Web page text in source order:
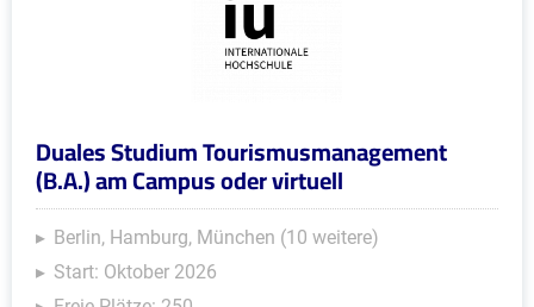
Duales Studium Tourismusmanagement
(B.A.) am Campus oder virtuell
Berlin, Hamburg, München (10 weitere)
Start: Oktober 2026